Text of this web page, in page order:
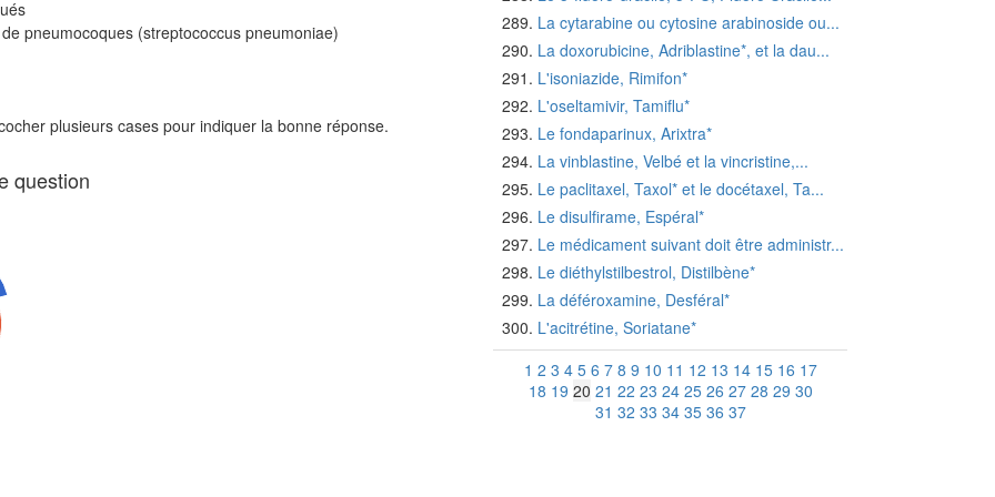
pneumocoques (streptococcus pneumoniae)
plusieurs cases pour indiquer la bonne réponse.
question
La cytarabine ou cytosine arabinoside ou...
La doxorubicine, Adriblastine*, et la dau...
L'isoniazide, Rimifon*
L'oseltamivir, Tamiflu*
Le fondaparinux, Arixtra*
La vinblastine, Velbé et la vincristine,...
Le paclitaxel, Taxol* et le docétaxel, Ta...
Le disulfirame, Espéral*
Le médicament suivant doit être administr...
Le diéthylstilbestrol, Distilbène*
La déféroxamine, Desféral*
L'acitrétine, Soriatane*
1 2 3 4 5 6 7 8 9 10 11 12 13 14 15 16 17
18 19 20 21 22 23 24 25 26 27 28 29 30
31 32 33 34 35 36 37